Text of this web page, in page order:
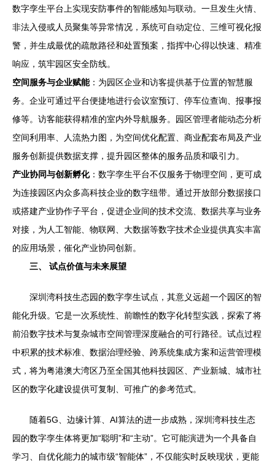
数字孪生平台上实现安防事件的智能感知与联动。一旦发生火情、
非法入侵或人员聚集等异常情况，系统可自动定位、三维可视化报
警，并生成最优的疏散路径和处置预案，指挥中心得以快速、精准
响应，筑牢园区安全防线。
空间服务与企业赋能：为园区企业和访客提供基于位置的智慧服
务。企业可通过平台便捷地进行会议室预订、停车位查询、报事报
修等。访客能获得精准的室内外导航服务。园区管理者能动态分析
空间利用率、人流热力图，为空间优化配置、商业配套布局及产业
服务创新提供数据支撑，提升园区整体的服务品质和吸引力。
产业协同与创新孵化：数字孪生平台不仅服务于物理空间，更可成
为连接园区内众多高科技企业的数字纽带。通过开放部分数据接口
或搭建产业协作子平台，促进企业间的技术交流、数据共享与业务
对接，为人工智能、物联网、大数据等数字技术企业提供真实丰富
的应用场景，催化产业协同创新。
三、 试点价值与未来展望
深圳湾科技生态园的数字孪生试点，其意义远超一个园区的智
能化升级。它是一次系统性、前瞻性的数字化转型实践，探索了将
前沿数字技术与复杂城市空间管理深度融合的可行路径。试点过程
中积累的技术标准、数据治理经验、跨系统集成方案和运营管理模
式，将为粤港澳大湾区乃至全国其他科技园区、产业新城、城市社
区的数字化建设提供可复制、可推广的参考范式。
随着5G、边缘计算、AI算法的进一步成熟，深圳湾科技生态
园的数字孪生体将更加“聪明”和“主动”。它可能演进为一个具备自
学习、自优化能力的城市级“智能体”，不仅能实时反映现状，更能